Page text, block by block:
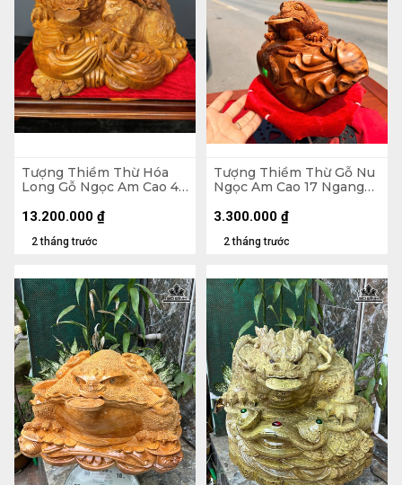
Tượng Thiềm Thừ Hóa
Long Gỗ Ngọc Am Cao 43
2 tháng trước
13.200.000 ₫
Tượng Thiềm Thừ Gỗ Nu
Ngọc Am Cao 17 Ngang
2 tháng trước
3.300.000 ₫